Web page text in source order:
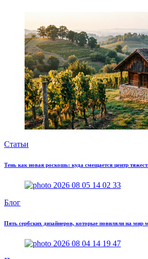
Статьи
Тень как новая роскошь: куда смещается центр
Блог
Пять сербских дизайнеров, которые повиляли на